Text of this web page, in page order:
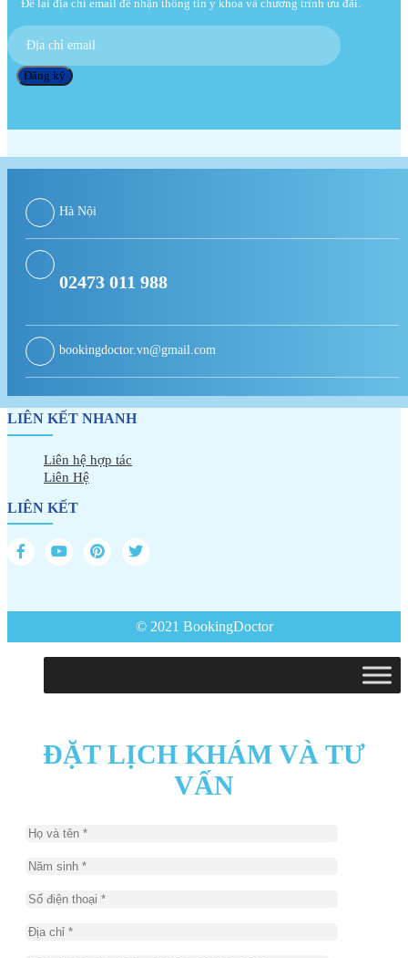
Để lại địa chỉ email để nhận thông tin y khoa và chương trình ưu đãi.
Hà Nội
02473 011 988
bookingdoctor.vn@gmail.com
LIÊN KẾT NHANH
Liên hệ hợp tác
Liên Hệ
LIÊN KẾT
© 2021 BookingDoctor
ĐẶT LỊCH KHÁM VÀ TƯ
VẤN